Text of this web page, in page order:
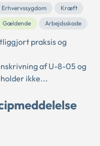
Erhvervssygdom
Kræft
Gældende Arbejdsskade
praksis og
af U-8-05 og
ikke...